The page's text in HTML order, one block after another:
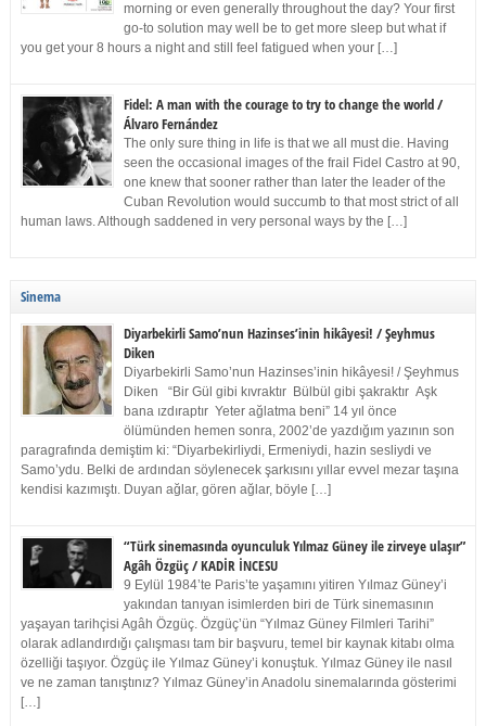
morning or even generally throughout the day? Your first
go-to solution may well be to get more sleep but what if
you get your 8 hours a night and still feel fatigued when your […]
Fidel: A man with the courage to try to change the world /
Álvaro Fernández
The only sure thing in life is that we all must die. Having
seen the occasional images of the frail Fidel Castro at 90,
one knew that sooner rather than later the leader of the
Cuban Revolution would succumb to that most strict of all
human laws. Although saddened in very personal ways by the […]
Sinema
Diyarbekirli Samo’nun Hazinses’inin hikâyesi! / Şeyhmus
Diken
Diyarbekirli Samo’nun Hazinses’inin hikâyesi! / Şeyhmus
Diken “Bir Gül gibi kıvraktır Bülbül gibi şakraktır Aşk
bana ızdıraptır Yeter ağlatma beni” 14 yıl önce
ölümünden hemen sonra, 2002’de yazdığım yazının son
paragrafında demiştim ki: “Diyarbekirliydi, Ermeniydi, hazin sesliydi ve
Samo’ydu. Belki de ardından söylenecek şarkısını yıllar evvel mezar taşına
kendisi kazımıştı. Duyan ağlar, gören ağlar, böyle […]
“Türk sinemasında oyunculuk Yılmaz Güney ile zirveye ulaşır”
Agâh Özgüç / KADİR İNCESU
9 Eylül 1984’te Paris’te yaşamını yitiren Yılmaz Güney’i
yakından tanıyan isimlerden biri de Türk sinemasının
yaşayan tarihçisi Agâh Özgüç. Özgüç’ün “Yılmaz Güney Filmleri Tarihi”
olarak adlandırdığı çalışması tam bir başvuru, temel bir kaynak kitabı olma
özelliği taşıyor. Özgüç ile Yılmaz Güney’i konuştuk. Yılmaz Güney ile nasıl
ve ne zaman tanıştınız? Yılmaz Güney’in Anadolu sinemalarında gösterimi
[…]